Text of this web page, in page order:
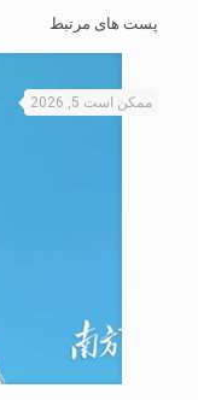
پست های مرتبط
ممکن است 5, 2026